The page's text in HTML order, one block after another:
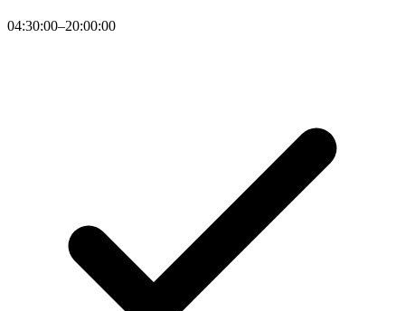
04:30:00–20:00:00